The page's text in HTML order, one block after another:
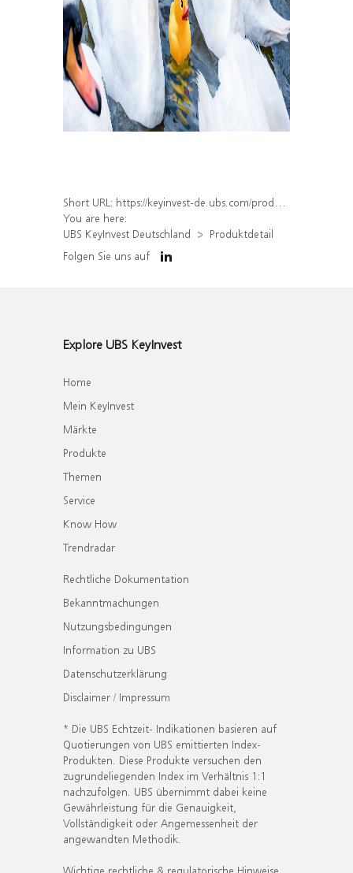
Short URL: https://keyinvest-de.ubs.com/produkt/detail/index/isin/DE000WA8VYD4
You are here:
UBS KeyInvest Deutschland
Produktdetail
Folgen Sie uns auf
Explore UBS KeyInvest
Home
Mein KeyInvest
Märkte
Produkte
Themen
Service
Know How
Trendradar
Rechtliche Dokumentation
Bekanntmachungen
Nutzungsbedingungen
Information zu UBS
Datenschutzerklärung
Disclaimer / Impressum
* Die UBS Echtzeit- Indikationen basieren auf
Quotierungen von UBS emittierten Index-
Produkten. Diese Produkte versuchen den
zugrundeliegenden Index im Verhältnis 1:1
nachzufolgen. UBS übernimmt dabei keine
Gewährleistung für die Genauigkeit,
Vollständigkeit oder Angemessenheit der
angewandten Methodik.